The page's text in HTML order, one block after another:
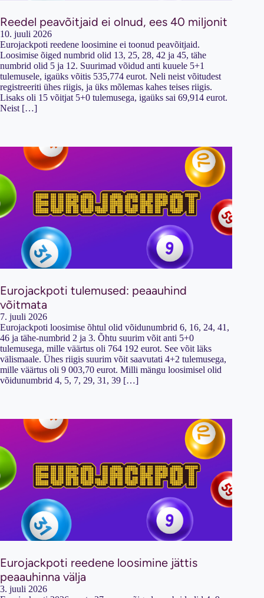
Reedel peavõitjaid ei olnud, ees 40 miljonit
10. juuli 2026
Eurojackpoti reedene loosimine ei toonud peavõitjaid.
Loosimise õiged numbrid olid 13, 25, 28, 42 ja 45, tähe
numbrid olid 5 ja 12. Suurimad võidud anti kuuele 5+1
tulemusele, igaüks võitis 535,774 eurot. Neli neist võitudest
registreeriti ühes riigis, ja üks mõlemas kahes teises riigis.
Lisaks oli 15 võitjat 5+0 tulemusega, igaüks sai 69,914 eurot.
Neist […]
Eurojackpoti tulemused: peaauhind
võitmata
7. juuli 2026
Eurojackpoti loosimise õhtul olid võidunumbrid 6, 16, 24, 41,
46 ja tähe-numbrid 2 ja 3. Õhtu suurim võit anti 5+0
tulemusega, mille väärtus oli 764 192 eurot. See võit läks
välismaale. Ühes riigis suurim võit saavutati 4+2 tulemusega,
mille väärtus oli 9 003,70 eurot. Milli mängu loosimisel olid
võidunumbrid 4, 5, 7, 29, 31, 39 […]
Eurojackpoti reedene loosimine jättis
peaauhinna välja
3. juuli 2026